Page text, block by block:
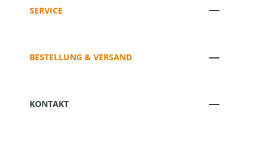
SERVICE
BESTELLUNG & VERSAND
KONTAKT